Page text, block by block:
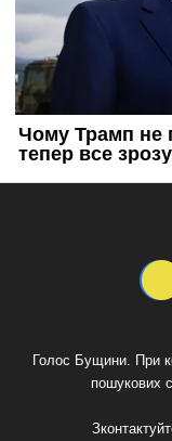
Голос Бущини. При
пошукових